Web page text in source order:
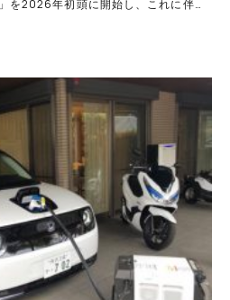
を2026年初頭に開始し、これに伴い
とを発表した。会見に参加して詳し